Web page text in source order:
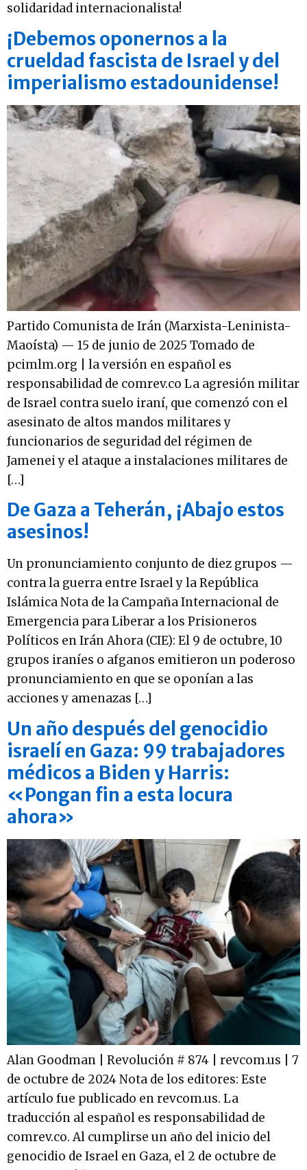
solidaridad internacionalista!
¡Debemos oponernos a la
crueldad fascista de Israel y del
imperialismo estadounidense!
Partido Comunista de Irán (Marxista-Leninista-
Maoísta) — 15 de junio de 2025 Tomado de
pcimlm.org | la versión en español es
responsabilidad de comrev.co La agresión militar
de Israel contra suelo iraní, que comenzó con el
asesinato de altos mandos militares y
funcionarios de seguridad del régimen de
Jamenei y el ataque a instalaciones militares de
[…]
De Gaza a Teherán, ¡Abajo estos
asesinos!
Un pronunciamiento conjunto de diez grupos —
contra la guerra entre Israel y la República
Islámica Nota de la Campaña Internacional de
Emergencia para Liberar a los Prisioneros
Políticos en Irán Ahora (CIE): El 9 de octubre, 10
grupos iraníes o afganos emitieron un poderoso
pronunciamiento en que se oponían a las
acciones y amenazas […]
Un año después del genocidio
israelí en Gaza: 99 trabajadores
médicos a Biden y Harris:
«Pongan fin a esta locura
ahora»
Alan Goodman | Revolución # 874 | revcom.us | 7
de octubre de 2024 Nota de los editores: Este
artículo fue publicado en revcom.us. La
traducción al español es responsabilidad de
comrev.co. Al cumplirse un año del inicio del
genocidio de Israel en Gaza, el 2 de octubre de